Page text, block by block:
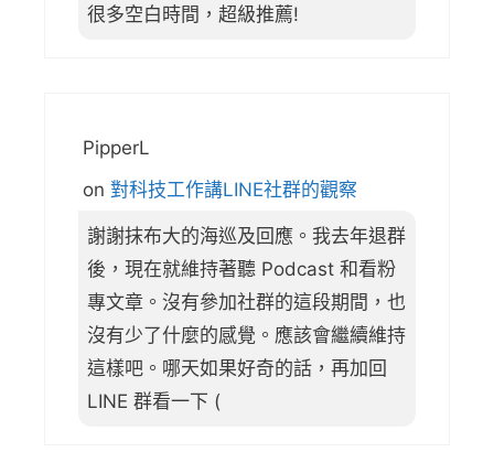
很多空白時間，超級推薦!
PipperL
on 對科技工作講LINE社群的觀察
謝謝抹布大的海巡及回應。我去年退群
後，現在就維持著聽 Podcast 和看粉
專文章。沒有參加社群的這段期間，也
沒有少了什麼的感覺。應該會繼續維持
這樣吧。哪天如果好奇的話，再加回
LINE 群看一下 (